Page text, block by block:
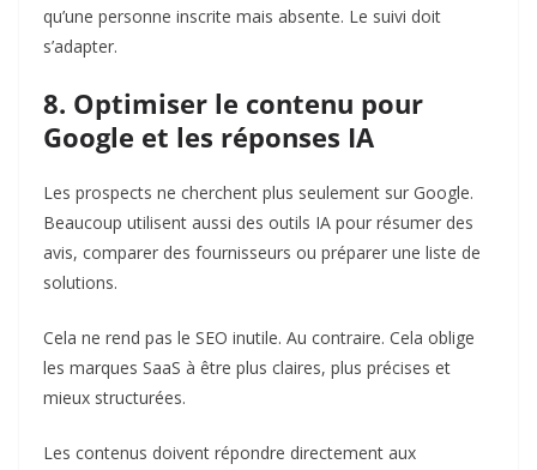
qu’une personne inscrite mais absente. Le suivi doit
s’adapter.
8. Optimiser le contenu pour
Google et les réponses IA
Les prospects ne cherchent plus seulement sur Google.
Beaucoup utilisent aussi des outils IA pour résumer des
avis, comparer des fournisseurs ou préparer une liste de
solutions.
Cela ne rend pas le SEO inutile. Au contraire. Cela oblige
les marques SaaS à être plus claires, plus précises et
mieux structurées.
Les contenus doivent répondre directement aux